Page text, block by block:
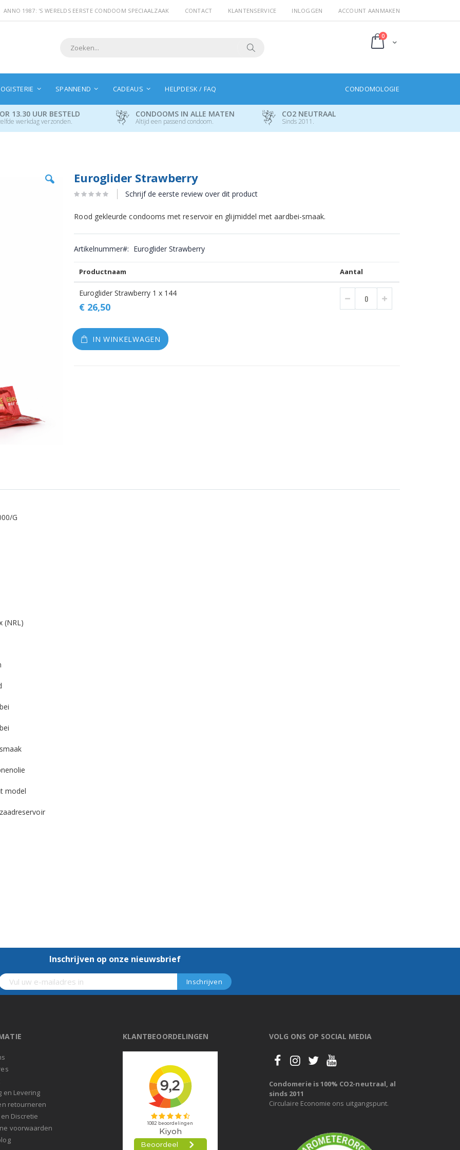
ANNO 1987: 'S WERELDS EERSTE CONDOOM SPECIAALZAAK CONTACT KLANTENSERVICE INLOGGEN ACCOUNT AANMAKEN
Cart
0producten
SPANNEND CADEAUS HELPDESK / FAQ CONDOMOLOGIE
13.30 UUR BESTELD
werkdag verzonden.
CONDOOMS IN ALLE MATEN
Altijd een passend condoom.
CO2 NEUTRAAL
Sinds 2011.
naar
begin
Euroglider Strawberry
Schrijf de eerste review over dit product
Rood gekleurde condooms met reservoir en glijmiddel met aardbei-smaak.
Artikelnummer Euroglider Strawberry
productitems
Productnaam Aantal
Euroglider Strawberry 1 x 144
€ 26,50
IN WINKELWAGEN
G
(NRL)
model
Inschrijven op onze nieuwsbrief
en Levering
retourneren
Discretie
voorwaarden
KLANTBEOORDELINGEN VOLG ONS OP SOCIAL MEDIA
Condomerie is 100% CO2-neutraal, al
sinds 2011
Circulaire Economie ons uitgangspunt.